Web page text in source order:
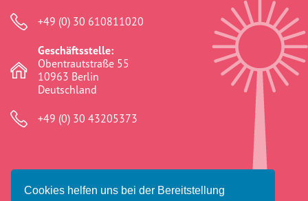
Cookies helfen uns bei der Bereitstellung
Diskriminierung (315)
Dokumentationsstelle
Ederlezi (41)
+49 (0) 30 610811020
Geschäftsstelle:
Obentrautstraße 55
10963 Berlin
Deutschland
+49 (0) 30 43205373